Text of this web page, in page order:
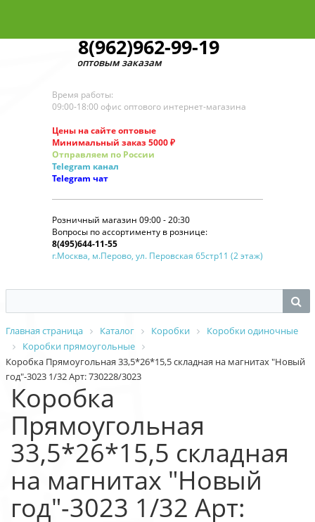
8(962)962-99-19
по оптовым заказам
Время работы:
09:00-18:00 офис оптового интернет-магазина
Цены на сайте оптовые
Минимальный заказ 5000 ₽
Отправляем по России
Telegram канал
Telegram чат
Розничный магазин 09:00 - 20:30
Вопросы по ассортименту в рознице:
8(495)644-11-55
г.Москва, м.Перово, ул. Перовская 65стр11 (2 этаж)
Главная страница Каталог Коробки
Коробки одиночные
Коробки прямоугольные
Коробка Прямоугольная 33,5*26*15,5 складная на магнитах "Новый
год"-3023 1/32 Арт: 730228/3023
Коробка
Прямоугольная
33,5*26*15,5 складная
на магнитах "Новый
год"-3023 1/32 Арт: